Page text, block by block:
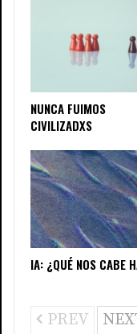
NUNCA FUIMOS
CIVILIZADXS
IA: ¿QUÉ NOS CABE
PREV